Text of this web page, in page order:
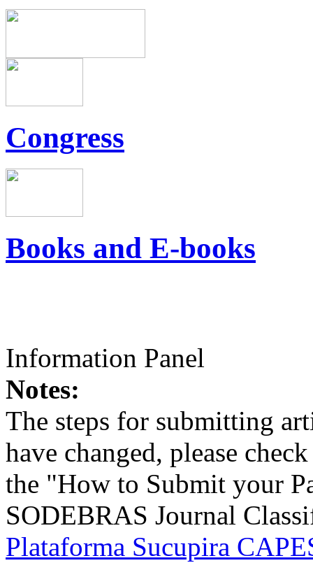
Congress
Books and E-books
Information Panel
Notes:
The steps for submitting
have changed, please
the "How to Submit your
SODEBRAS Journal
Plataforma Sucupira